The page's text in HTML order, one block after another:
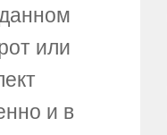
или
и в